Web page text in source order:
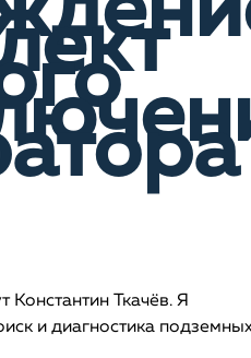
Константин Ткачёв. Я
и диагностика